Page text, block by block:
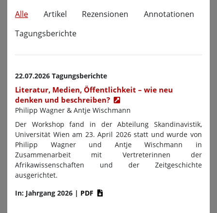
Alle Artikel Rezensionen
Annotationen
Tagungsberichte
22.07.2026 Tagungsberichte
Literatur, Medien, Öffentlichkeit – wie neu
denken und beschreiben?
Philipp Wagner & Antje Wischmann
Der Workshop fand in der Abteilung Skandinavistik,
Universität Wien am 23. April 2026 statt und wurde von
Philipp Wagner und Antje Wischmann in
Zusammenarbeit mit Vertreterinnen der
Afrikawissenschaften und der Zeitgeschichte
ausgerichtet.
In: Jahrgang 2026 | PDF